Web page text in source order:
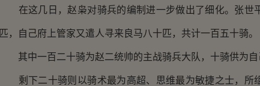
在这几日，赵枭对骑兵的编制进一步做出了细化。张世
匹，自己府上管家又遣人寻来良马八十匹，共计一百五十骑。
其中一百二十骑为赵二统帅的主战骑兵大队，十骑供为
剩下二十骑则以骑术最为高超、思维最为敏捷之士，所